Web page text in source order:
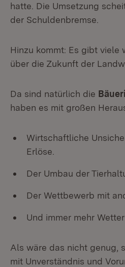
hatte. Die Umsetzung
der Schuldenbremse.
Hinzu kommt: Es gibt viele
über die Zukunft der
Da sind natürlich die
haben es mit großen
Wirtschaftliche
Erlöse.
Der Umbau der
Der Wettbewerb mit
Und immer mehr
Als wäre das nicht genug,
mit Unverständnis und